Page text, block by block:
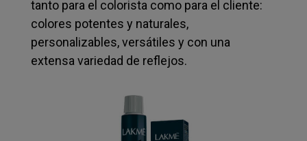
tanto para el colorista como para el cliente:
colores potentes y naturales,
personalizables, versátiles y con una
extensa variedad de reflejos.